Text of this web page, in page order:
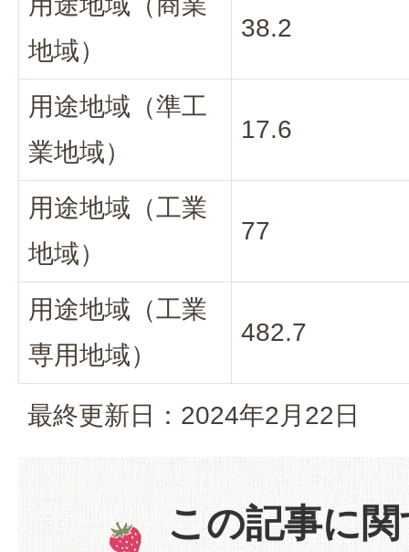
地域）
38.2
用途地域（準工
業地域）
17.6
用途地域（工業
地域）
77
用途地域（工業
専用地域）
482.7
最終更新日：2024年2月22日
この記事に